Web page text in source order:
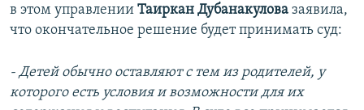
в этом управлении Таиркан Дубанакулова заявила,
что окончательное решение будет принимать суд:
- Детей обычно оставляют с тем из родителей, у
которого есть условия и возможности для их